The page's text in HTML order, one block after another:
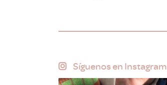
Síguenos en Instagram